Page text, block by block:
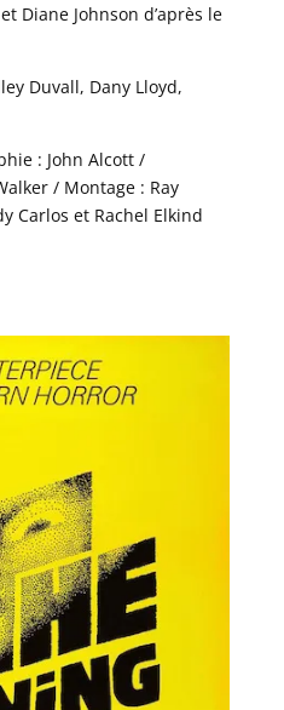
Diane Johnson d’après le
Duvall, Dany Lloyd,
: John Alcott /
/ Montage : Ray
Carlos et Rachel Elkind